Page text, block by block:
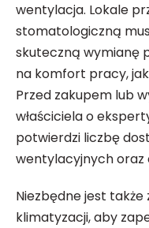
wentylacja. Lokale
stomatologiczną
skuteczną wymianę
na komfort pracy,
Przed zakupem lub
właściciela o
potwierdzi liczbę
wentylacyjnych oraz
Niezbędne jest
klimatyzacji, aby